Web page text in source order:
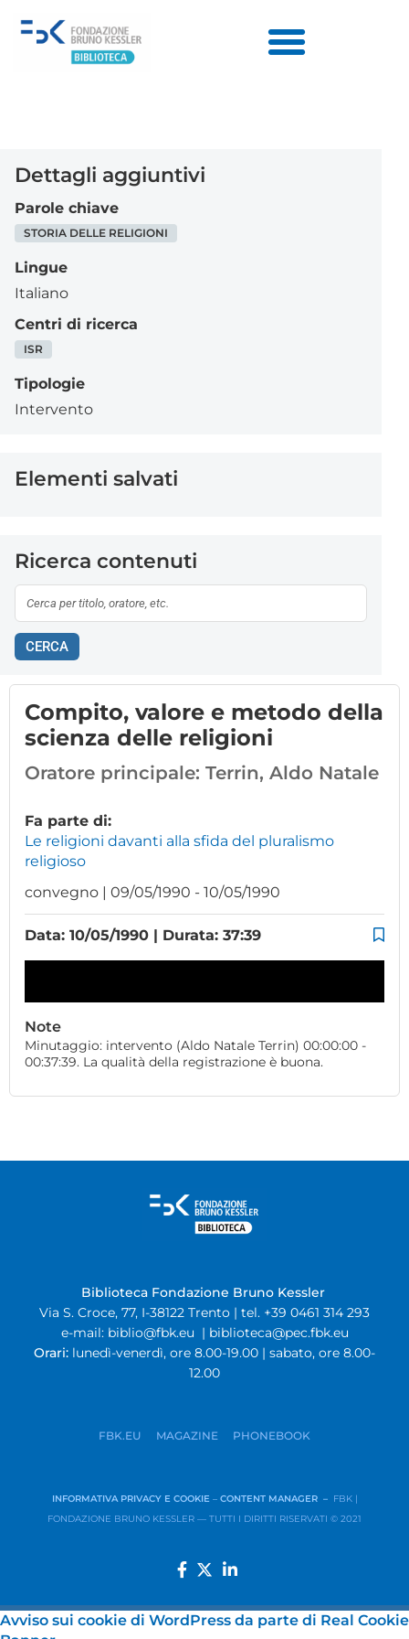
Dettagli aggiuntivi
Parole chiave
STORIA DELLE RELIGIONI
Lingue
Italiano
Centri di ricerca
ISR
Tipologie
Intervento
Elementi salvati
Ricerca contenuti
CERCA
Compito, valore e metodo della
scienza delle religioni
Oratore principale: Terrin, Aldo Natale
Fa parte di:
Le religioni davanti alla sfida del pluralismo
religioso
convegno | 09/05/1990 - 10/05/1990
Data: 10/05/1990 | Durata: 37:39
Note
Minutaggio: intervento (Aldo Natale Terrin) 00:00:00 -
00:37:39. La qualità della registrazione è buona.
Biblioteca Fondazione Bruno Kessler
Via S. Croce, 77, I-38122 Trento | tel. +39 0461 314 293
e-mail: biblio@fbk.eu | biblioteca@pec.fbk.eu
Orari: lunedì-venerdì, ore 8.00-19.00 | sabato, ore 8.00-
12.00
FBK.EU MAGAZINE PHONEBOOK
INFORMATIVA PRIVACY E COOKIE – CONTENT MANAGER – FBK |
FONDAZIONE BRUNO KESSLER — TUTTI I DIRITTI RISERVATI © 2021
Avviso sui cookie di WordPress da parte di Real Cookie